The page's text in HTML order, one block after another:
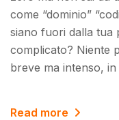
come “dominio”
siano fuori dalla tua
complicato? Niente
breve ma intenso, in
Read more